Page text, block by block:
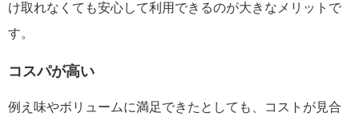
け取れなくても安心して利用できるのが大きなメリットで
す。
コスパが高い
例え味やボリュームに満足できたとしても、コストが見合